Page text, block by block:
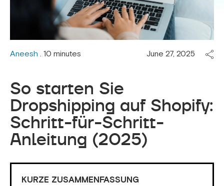
Aneesh . 10 minutes June 27, 2025
So starten Sie
Dropshipping auf Shopify:
Schritt-für-Schritt-
Anleitung (2025)
KURZE ZUSAMMENFASSUNG